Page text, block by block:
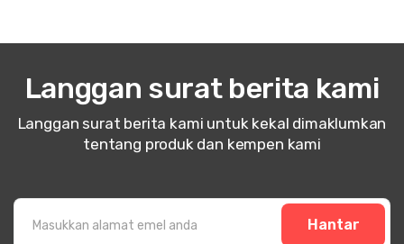
Langgan surat berita kami
Langgan surat berita kami untuk kekal dimaklumkan
tentang produk dan kempen kami
Hantar